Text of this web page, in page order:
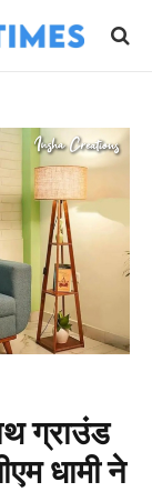
ग्राउंड
धामी ने